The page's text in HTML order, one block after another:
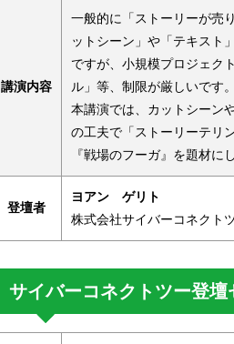
講演内容
一般的に「ストーリーが売
ットシーン」や「テキスト
ですが、小規模プロジェク
ル」等、制限が厳しいです。
本講演では、カットシーン
の工夫で「ストーリーテリ
『戦場のフーガ』を題材に
登壇者
ヨアン ゲリト
株式会社サイバーコネクト
サイバーコネクトツー登